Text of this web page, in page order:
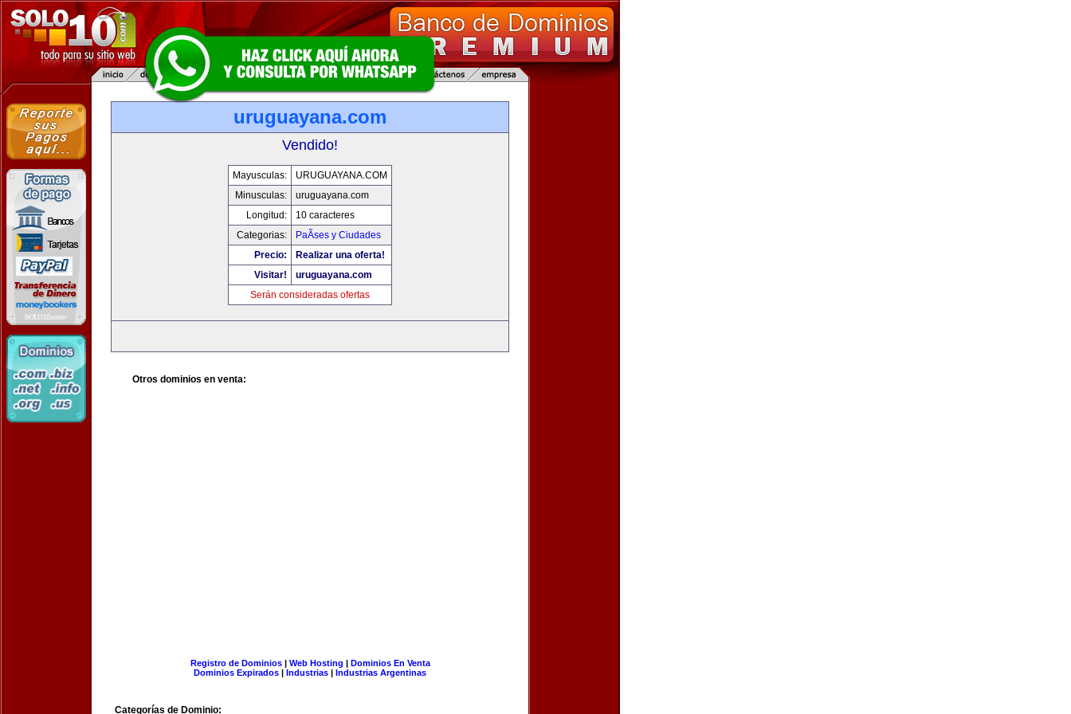
uruguayana.com
Vendido!
Mayusculas:
URUGUAYANA.COM
Minusculas:
uruguayana.com
Longitud:
10 caracteres
Categorias:
PaÃ­ses y Ciudades
Precio:
Realizar una oferta!
Visitar!
uruguayana.com
Serán consideradas ofertas
Otros dominios en venta:
Registro de Dominios| Web Hosting | Dominios En Venta
Dominios Expirados | Industrias | Industrias Argentinas
Categorías de Dominio: